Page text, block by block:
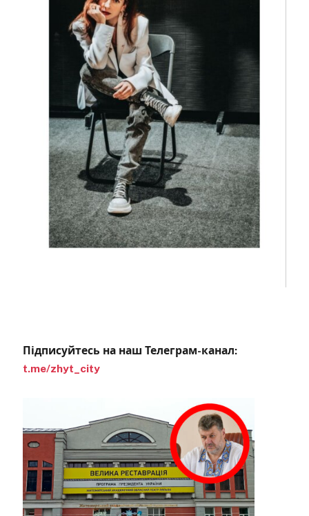
Підписуйтесь на наш Телеграм-канал:
t.me/zhyt_city